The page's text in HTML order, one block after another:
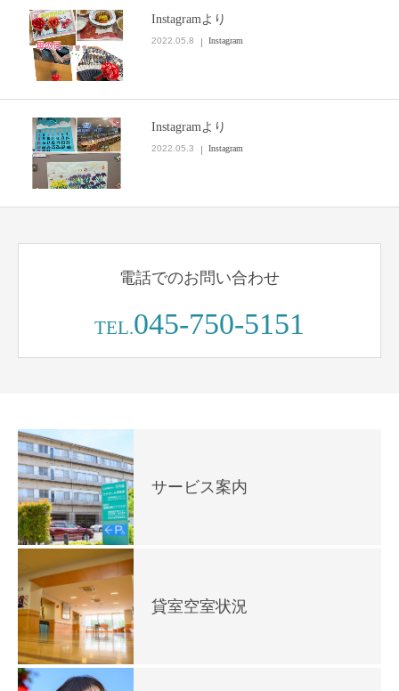
Instagramより
2022.05.8 Instagram
Instagramより
2022.05.3 Instagram
電話でのお問い合わせ
TEL.045-750-5151
サービス案内
貸室空室状況